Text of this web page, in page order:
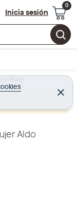
Inicia sesión
C
e
r
Mujer
Aldo